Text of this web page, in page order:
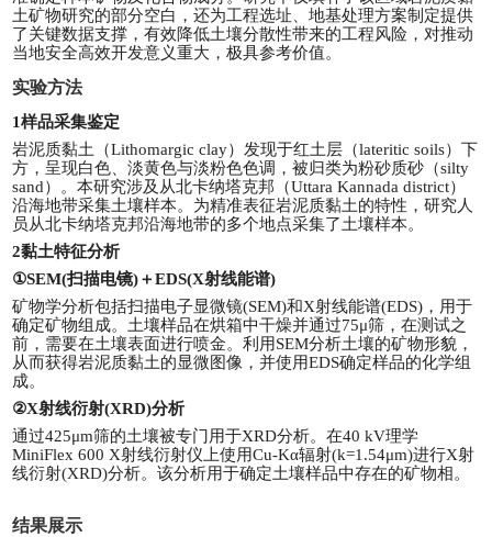
土矿物研究的部分空白，还为工程选址、地基处理方案制定提供
了关键数据支撑，有效降低土壤分散性带来的工程风险，对推动
当地安全高效开发意义重大，极具参考价值。
实验方法
1样品采集鉴定
岩泥质黏土（Lithomargic clay）发现于红土层（lateritic soils）下
方，呈现白色、淡黄色与淡粉色色调，被归类为粉砂质砂（silty
sand）。本研究涉及从北卡纳塔克邦（Uttara Kannada district）
沿海地带采集土壤样本。为精准表征岩泥质黏土的特性，研究人
员从北卡纳塔克邦沿海地带的多个地点采集了土壤样本。
2黏土特征分析
①SEM(扫描电镜)＋EDS(X射线能谱)
矿物学分析包括扫描电子显微镜(SEM)和X射线能谱(EDS)，用于
确定矿物组成。土壤样品在烘箱中干燥并通过75μ筛，在测试之
前，需要在土壤表面进行喷金。利用SEM分析土壤的矿物形貌，
从而获得岩泥质黏土的显微图像，并使用EDS确定样品的化学组
成。
②X射线衍射(XRD)分析
通过425μm筛的土壤被专门用于XRD分析。在40 kV理学
MiniFlex 600 X射线衍射仪上使用Cu-Kα辐射(k=1.54μm)进行X射
线衍射(XRD)分析。该分析用于确定土壤样品中存在的矿物相。
结果展示